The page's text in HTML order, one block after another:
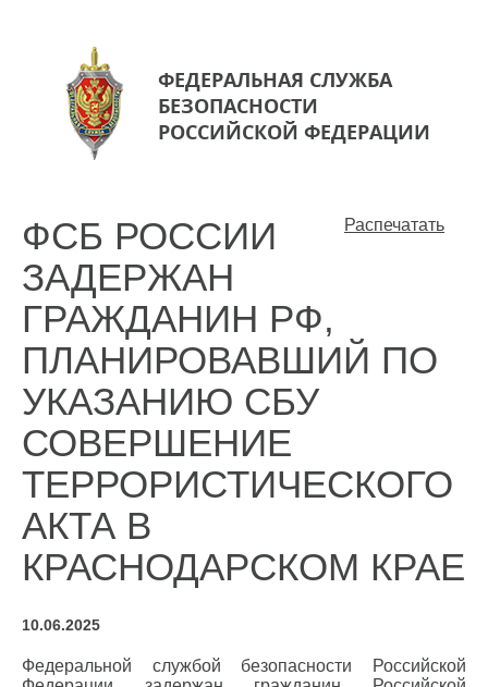
ФЕДЕРАЛЬНАЯ СЛУЖБА
БЕЗОПАСНОСТИ
РОССИЙСКОЙ ФЕДЕРАЦИИ
Распечатать
ФСБ РОССИИ
ЗАДЕРЖАН
ГРАЖДАНИН РФ,
ПЛАНИРОВАВШИЙ ПО
УКАЗАНИЮ СБУ
СОВЕРШЕНИЕ
ТЕРРОРИСТИЧЕСКОГО
АКТА В
КРАСНОДАРСКОМ КРАЕ
10.06.2025
Федеральной службой безопасности Российской